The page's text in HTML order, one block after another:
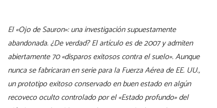
El «Ojo de Sauron»: una investigación supuestamente
abandonada. ¿De verdad? El artículo es de 2007 y admiten
abiertamente 70 «disparos exitosos contra el suelo». Aunque
nunca se fabricaran en serie para la Fuerza Aérea de EE. UU.,
un prototipo exitoso conservado en buen estado en algún
recoveco oculto controlado por el «Estado profundo» del